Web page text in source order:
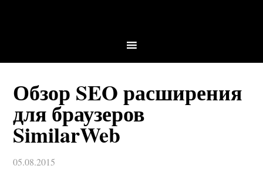
Обзор SEO расширения
для браузеров
SimilarWeb
05.08.2015